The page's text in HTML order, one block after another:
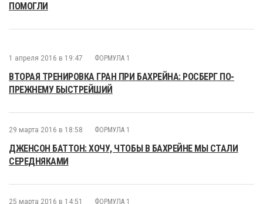
ПОМОГЛИ
1 апреля 2016 в 19:47 ФОРМУЛА 1
ВТОРАЯ ТРЕНИРОВКА ГРАН ПРИ БАХРЕЙНА: РОСБЕРГ ПО-
ПРЕЖНЕМУ БЫСТРЕЙШИЙ
29 марта 2016 в 18:58 ФОРМУЛА 1
ДЖЕНСОН БАТТОН: ХОЧУ, ЧТОБЫ В БАХРЕЙНЕ МЫ СТАЛИ
СЕРЕДНЯКАМИ
25 марта 2016 в 14:51 ФОРМУЛА 1